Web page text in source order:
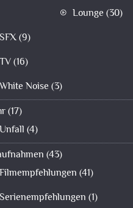
Lounge (30)
SFX(9)
TV(16)
White Noise (3)
(17)
Unfall (4)
(43)
Filmempfehlungen (41)
Serienempfehlungen (1)